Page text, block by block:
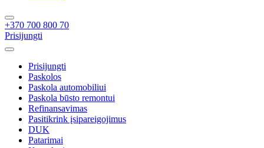
+370 700 800 70
Prisijungti
Prisijungti
Paskolos
Paskola automobiliui
Paskola būsto remontui
Refinansavimas
Pasitikrink įsipareigojimus
DUK
Patarimai